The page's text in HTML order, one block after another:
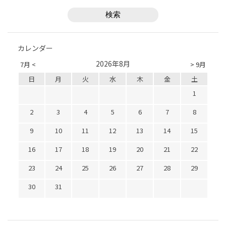
カレンダー
7月 < > 9月
2026年8月
日 月 火 水 木 金
土
1
2
3 4 5 6 7
8
9
10 11 12 13 14
15
16
17 18 19 20 21
22
23
24 25 26 27 28
29
30
31